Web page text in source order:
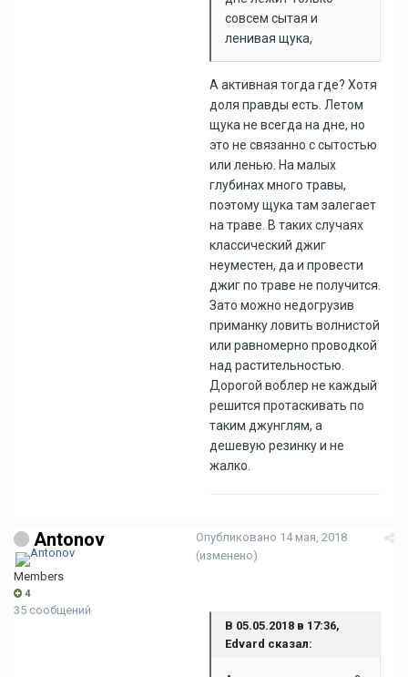
совсем сытая и
ленивая щука,
А активная тогда где? Хотя
доля правды есть. Летом
щука не всегда на дне, но
это не связанно с сытостью
или ленью. На малых
глубинах много травы,
поэтому щука там залегает
на траве. В таких случаях
классический джиг
неуместен, да и провести
джиг по траве не получится.
Зато можно недогрузив
приманку ловить волнистой
или равномерно проводкой
над растительностью.
Дорогой воблер не каждый
решится протаскивать по
таким джунглям, а
дешевую резинку и не
жалко.
Antonov
Members
4
35 сообщений
Опубликовано 14 мая, 2018
(изменено)
В 05.05.2018 в 17:36,
Edvard сказал: